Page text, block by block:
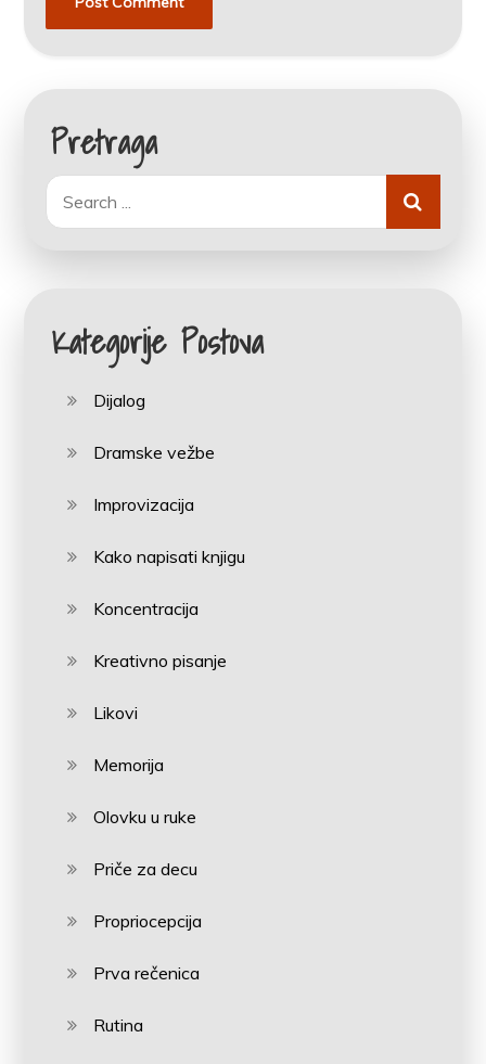
Pretraga
Search
for:
Kategorije Postova
Dijalog
Dramske vežbe
Improvizacija
Kako napisati knjigu
Koncentracija
Kreativno pisanje
Likovi
Memorija
Olovku u ruke
Priče za decu
Propriocepcija
Prva rečenica
Rutina